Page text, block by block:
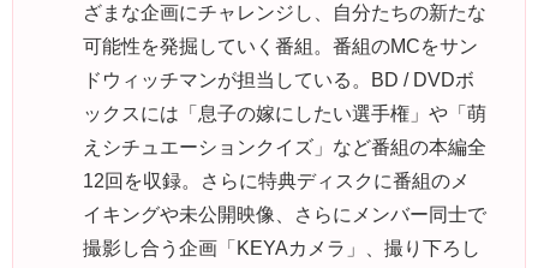
ざまな企画にチャレンジし、自分たちの新たな
可能性を発掘していく番組。番組のMCをサン
ドウィッチマンが担当している。BD / DVDボ
ックスには「息子の嫁にしたい選手権」や「萌
えシチュエーションクイズ」など番組の本編全
12回を収録。さらに特典ディスクに番組のメ
イキングや未公開映像、さらにメンバー同士で
撮影し合う企画「KEYAカメラ」、撮り下ろし